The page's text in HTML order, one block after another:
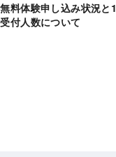
無料体験申し込み状況と1
付人数について